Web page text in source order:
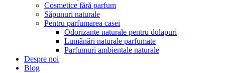
Cosmetice fără parfum
Săpunuri naturale
Pentru parfumarea casei
Odorizante naturale pentru dulapuri
Lumânări naturale parfumate
Parfumuri ambientale naturale
Despre noi
Blog